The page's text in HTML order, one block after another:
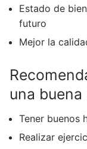
Estado de
futuro
Mejor la
una
Tener buenos
Realizar